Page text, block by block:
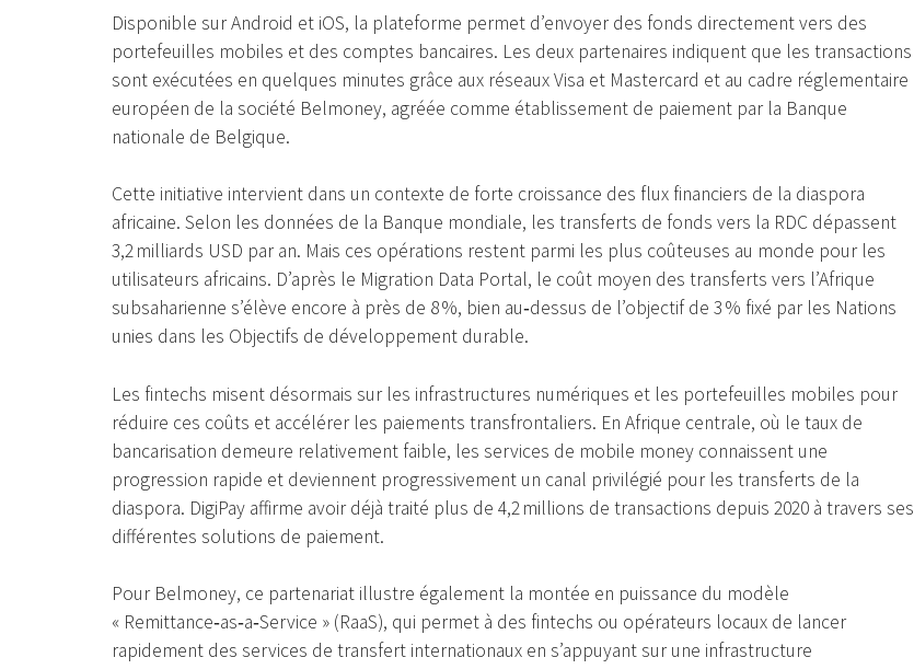
Disponible sur Android et iOS, la plateforme permet d’envoyer des fonds directement vers des
portefeuilles mobiles et des comptes bancaires. Les deux partenaires indiquent que les transactions
sont exécutées en quelques minutes grâce aux réseaux Visa et Mastercard et au cadre réglementaire
européen de la société Belmoney, agréée comme établissement de paiement par la Banque
nationale de Belgique.
Cette initiative intervient dans un contexte de forte croissance des flux financiers de la diaspora
africaine. Selon les données de la Banque mondiale, les transferts de fonds vers la RDC dépassent
3,2 milliards USD par an. Mais ces opérations restent parmi les plus coûteuses au monde pour les
utilisateurs africains. D’après le Migration Data Portal, le coût moyen des transferts vers l’Afrique
subsaharienne s’élève encore à près de 8 %, bien au‑dessus de l’objectif de 3 % fixé par les Nations
unies dans les Objectifs de développement durable.
Les fintechs misent désormais sur les infrastructures numériques et les portefeuilles mobiles pour
réduire ces coûts et accélérer les paiements transfrontaliers. En Afrique centrale, où le taux de
bancarisation demeure relativement faible, les services de mobile money connaissent une
progression rapide et deviennent progressivement un canal privilégié pour les transferts de la
diaspora. DigiPay affirme avoir déjà traité plus de 4,2 millions de transactions depuis 2020 à travers ses
différentes solutions de paiement.
Pour Belmoney, ce partenariat illustre également la montée en puissance du modèle
« Remittance‑as‑a‑Service » (RaaS), qui permet à des fintechs ou opérateurs locaux de lancer
rapidement des services de transfert internationaux en s’appuyant sur une infrastructure